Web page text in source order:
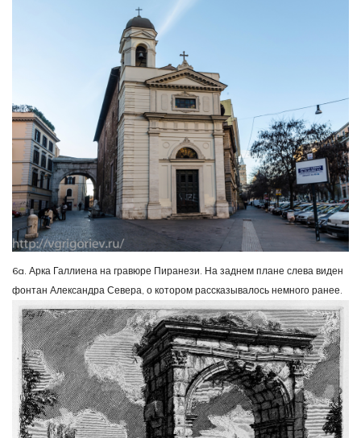
6a. Арка Галлиена на гравюре Пиранези. На заднем плане слева виден
фонтан Александра Севера, о котором рассказывалось немного ранее.